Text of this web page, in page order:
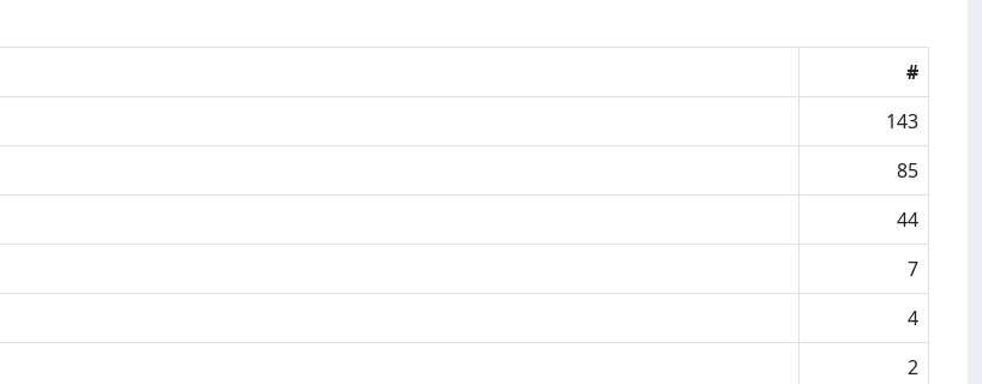
#
143
85
44
7
4
2